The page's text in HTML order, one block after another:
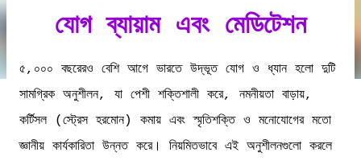
যোগ ব্যায়াম এবং মেডিটেশন
৫,০০০ বছরেরও বেশি আগে ভারতে উদ্ভূত যোগ ও ধ্যান হলো দুটি
সামগ্রিক অনুশীলন, যা পেশী শক্তিশালী করে, নমনীয়তা বাড়ায়,
কর্টিসল (স্ট্রেস হরমোন) কমায় এবং স্মৃতিশক্তি ও মনোযোগের মতো
জ্ঞানীয় কার্যকারিতা উন্নত করে। নিয়মিতভাবে এই অনুশীলনগুলো করলে